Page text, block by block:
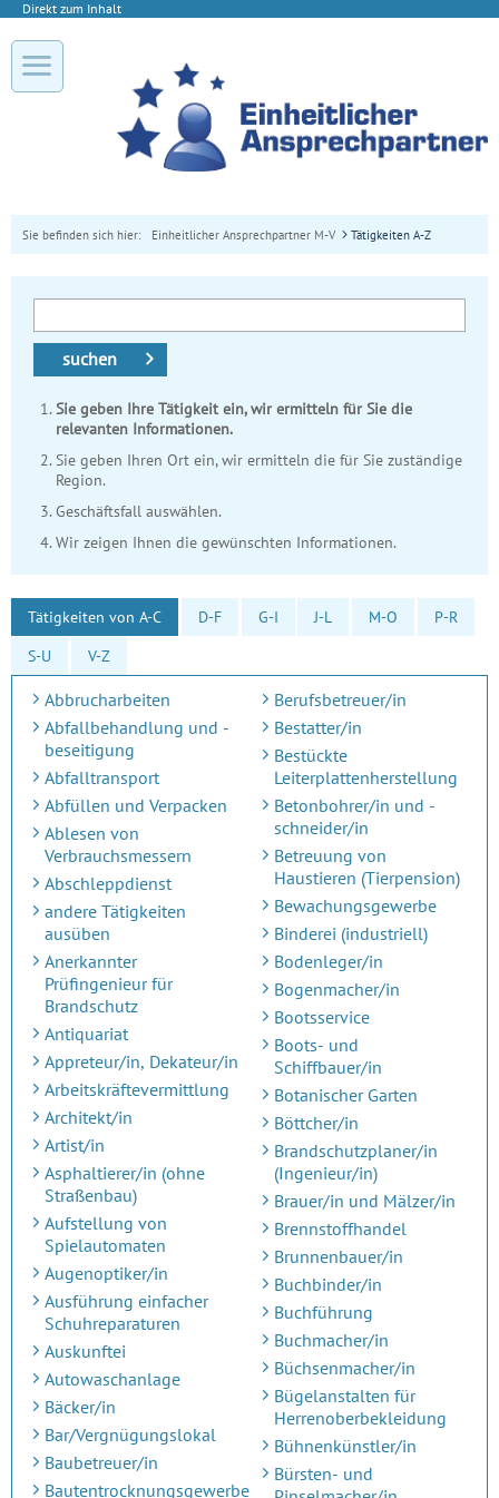
Direkt zum Inhalt
Sie befinden sich hier: Einheitlicher Ansprechpartner M-V Tätigkeiten A-Z
suchen
Sie geben Ihre Tätigkeit ein, wir ermitteln für Sie die
relevanten Informationen.
Sie geben Ihren Ort ein, wir ermitteln die für Sie zuständige
Region.
Geschäftsfall auswählen.
Wir zeigen Ihnen die gewünschten Informationen.
Tätigkeiten von A-C D-F G-I J-L M-O
P-R
S-U
V-Z
Abbrucharbeiten
Abfallbehandlung und -
beseitigung
Abfalltransport
Abfüllen und Verpacken
Ablesen von
Verbrauchsmessern
Abschleppdienst
andere Tätigkeiten
ausüben
Anerkannter
Prüfingenieur für
Brandschutz
Antiquariat
Appreteur/in, Dekateur/in
Arbeitskräftevermittlung
Architekt/in
Artist/in
Asphaltierer/in (ohne
Straßenbau)
Aufstellung von
Spielautomaten
Augenoptiker/in
Ausführung einfacher
Schuhreparaturen
Auskunftei
Autowaschanlage
Bäcker/in
Bar/Vergnügungslokal
Baubetreuer/in
Bautentrocknungsgewerbe
Berufsbetreuer/in
Bestatter/in
Bestückte
Leiterplattenherstellung
Betonbohrer/in und -
schneider/in
Betreuung von
Haustieren (Tierpension)
Bewachungsgewerbe
Binderei (industriell)
Bodenleger/in
Bogenmacher/in
Bootsservice
Boots- und
Schiffbauer/in
Botanischer Garten
Böttcher/in
Brandschutzplaner/in
(Ingenieur/in)
Brauer/in und Mälzer/in
Brennstoffhandel
Brunnenbauer/in
Buchbinder/in
Buchführung
Buchmacher/in
Büchsenmacher/in
Bügelanstalten für
Herrenoberbekleidung
Bühnenkünstler/in
Bürsten- und